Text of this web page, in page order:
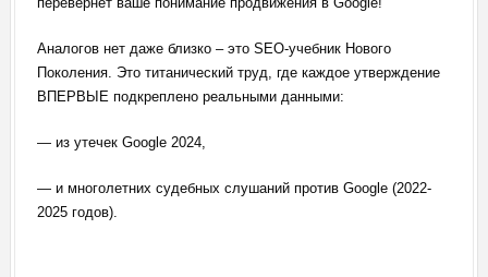
Аналогов нет даже близко – это SEO-учебник Нового
Поколения. Это титанический труд, где каждое утверждение
ВПЕРВЫЕ подкреплено реальными данными:
— из утечек Google 2024,
— и многолетних судебных слушаний против Google (2022-
2025 годов).